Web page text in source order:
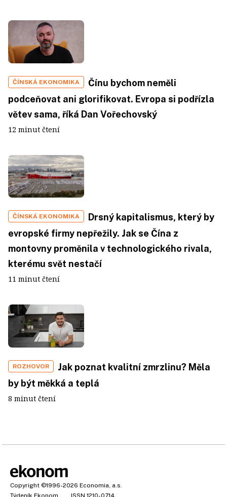
ČÍNSKÁ EKONOMIKA
Čínu bychom neměli
podceňovat ani glorifikovat. Evropa si podřízla
větev sama, říká Dan Vořechovský
12 minut čtení
ČÍNSKÁ EKONOMIKA
Drsný kapitalismus, který by
evropské firmy nepřežily. Jak se Čína z
montovny proměnila v technologického rivala,
kterému svět nestačí
11 minut čtení
ROZHOVOR
Jak poznat kvalitní zmrzlinu? Měla
by být měkká a teplá
8 minut čtení
Copyright ©1996-2026 Economia, a.s.
Týdeník Ekonom
ISSN 1210-0714